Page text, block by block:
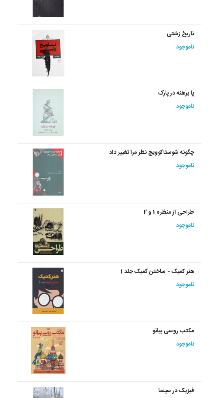
تاریخ زشتی
ناموجود
پا برهنه در پارک
ناموجود
چگونه شوستاکوویچ نظر مرا تغییر داد
ناموجود
طراحی از منظره 1 و 2
ناموجود
هنر کمیک - ساختن کمیک جلد 1
ناموجود
مکتب روسی پیانو
ناموجود
فیزیک در سینما